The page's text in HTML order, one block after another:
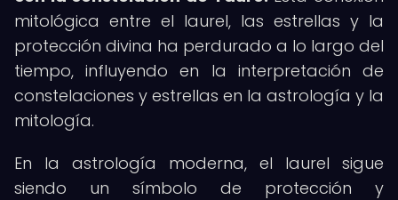
mitológica entre el laurel, las estrellas y la
protección divina ha perdurado a lo largo del
tiempo, influyendo en la interpretación de
constelaciones y estrellas en la astrología y la
mitología.
En la astrología moderna, el laurel sigue
siendo un símbolo de protección y